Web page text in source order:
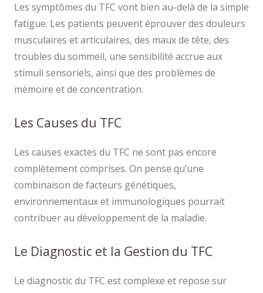
Les symptômes du TFC vont bien au-delà de la simple
fatigue. Les patients peuvent éprouver des douleurs
musculaires et articulaires, des maux de tête, des
troubles du sommeil, une sensibilité accrue aux
stimuli sensoriels, ainsi que des problèmes de
mémoire et de concentration.
Les Causes du TFC
Les causes exactes du TFC ne sont pas encore
complètement comprises. On pense qu’une
combinaison de facteurs génétiques,
environnementaux et immunologiques pourrait
contribuer au développement de la maladie.
Le Diagnostic et la Gestion du TFC
Le diagnostic du TFC est complexe et repose sur